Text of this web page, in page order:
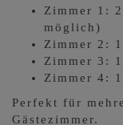
Zimmer 1:
möglich)
Zimmer 2:
Zimmer 3:
Zimmer 4:
Perfekt für
Gästezimmer.